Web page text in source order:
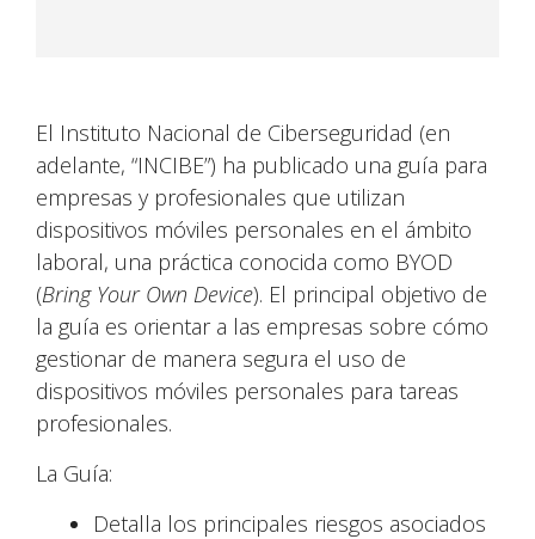
El Instituto Nacional de Ciberseguridad (en
adelante, “INCIBE”) ha publicado una guía para
empresas y profesionales que utilizan
dispositivos móviles personales en el ámbito
laboral, una práctica conocida como BYOD
(Bring Your Own Device). El principal objetivo de
la guía es orientar a las empresas sobre cómo
gestionar de manera segura el uso de
dispositivos móviles personales para tareas
profesionales.
La Guía:
Detalla los principales riesgos asociados